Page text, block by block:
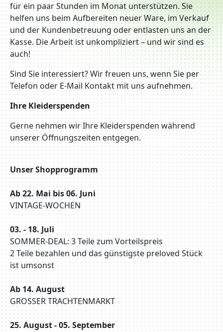
für ein paar Stunden im Monat unterstützen. Sie
helfen uns beim Aufbereiten neuer Ware, im Verkauf
und der Kundenbetreuung oder entlasten uns an der
Kasse. Die Arbeit ist unkompliziert – und wir sind es
auch!
Sind Sie interessiert? Wir freuen uns, wenn Sie per
Telefon oder E-Mail Kontakt mit uns aufnehmen.
Ihre Kleiderspenden
Gerne nehmen wir Ihre Kleiderspenden während
unserer Öffnungszeiten entgegen.
Unser Shopprogramm
Ab 22. Mai bis 06. Juni
VINTAGE-WOCHEN
03. - 18. Juli
SOMMER-DEAL: 3 Teile zum Vorteilspreis
2 Teile bezahlen und das günstigste preloved Stück
ist umsonst
Ab 14. August
GROSSER TRACHTENMARKT
25. August - 05. September